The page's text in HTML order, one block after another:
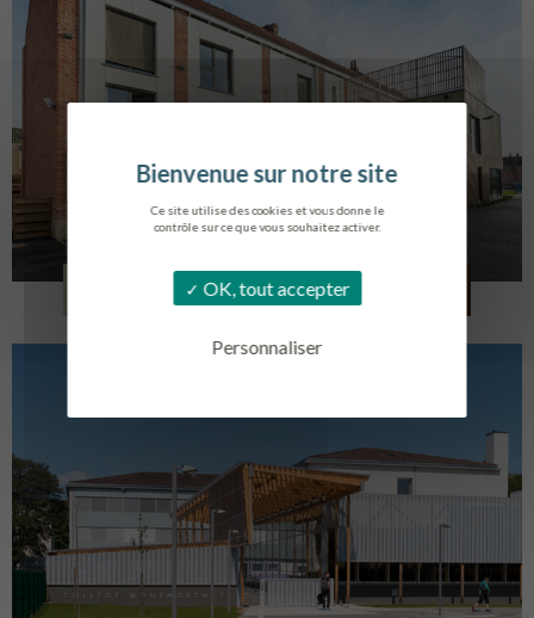
Ce site utilise des cookies et vous donne le
contrôle sur ce que vous souhaitez activer.
OK, tout accepter
Personnaliser
LOG. JEUNES TRAVAILLEURS